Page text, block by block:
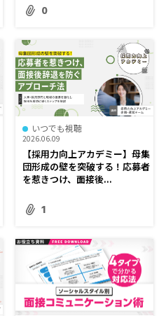
0
いつでも視聴
2026.06.09
【採用力向上アカデミー】母集
団形成の壁を突破する！応募者
を惹きつけ、面接後...
1